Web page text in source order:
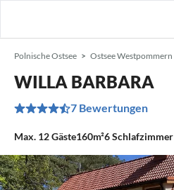
Polnische Ostsee Ostsee Westpommern
WILLA BARBARA
7 Bewertungen
Max. 12Gäste160m²6Schlafzimmer